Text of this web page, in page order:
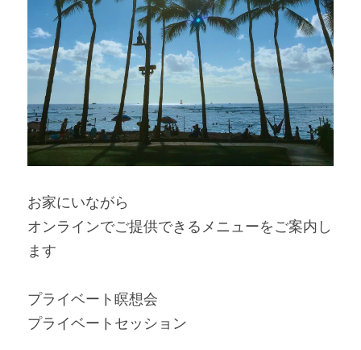
お家にいながら
オンラインでご提供できるメニューをご案内し
ます
プライベート瞑想会
プライベートセッション